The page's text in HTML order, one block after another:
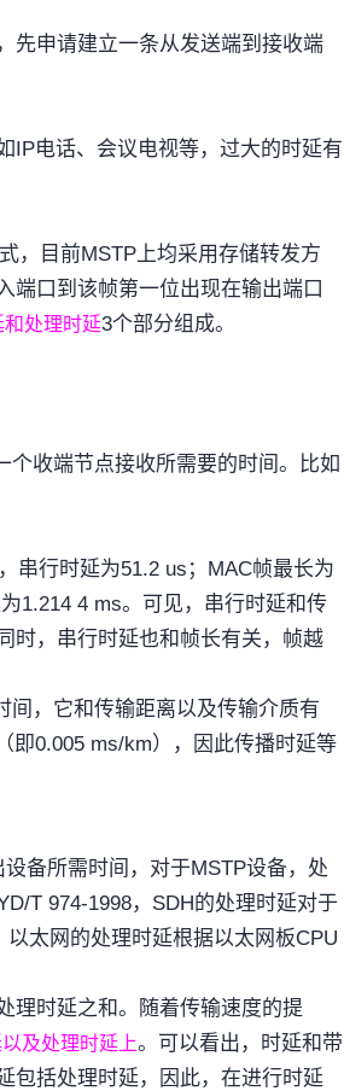
先申请建立一条从发送端到接收端
IP电话、会议电视等，过大的时延有
，目前MSTP上均采用存储转发方
端口到该帧第一位出现在输出端口
和处理时延3个部分组成。
收端节点接收所需要的时间。比如
串行时延为51.2 us ； MAC帧最长为
1.214 4 ms。可见，串行时延和传
时，串行时延也和帧长有关，帧越
间，它和传输距离以及传输介质有
（即0.005 ms/km），因此传播时延等
备所需时间，对于MSTP设备，处
T 974-1998， SDH的处理时延对于
以太网的处理时延根据以太网板CPU
理时延之和。随着传输速度的提
及处理时延上。可以看出，时延和带
包括处理时延，因此，在进行时延